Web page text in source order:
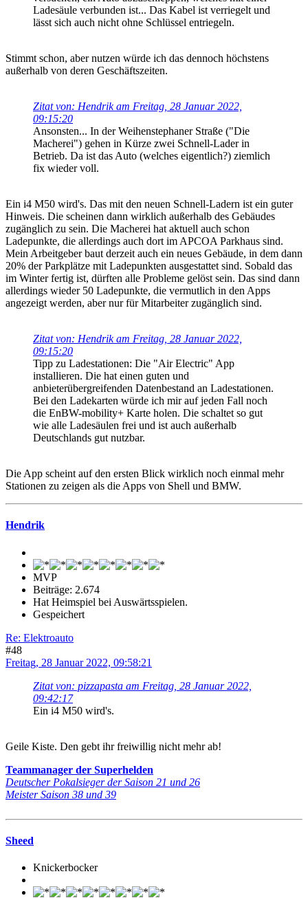
Ladesäule verbunden ist... Das Kabel ist verriegelt und
lässt sich auch nicht ohne Schlüssel entriegeln.
Stimmt schon, aber nutzen würde ich das dennoch höchstens
außerhalb von deren Geschäftszeiten.
Zitat von: Hendrik am Freitag, 28 Januar 2022,
09:15:20
Ansonsten... In der Weihenstephaner Straße ("Die
Macherei") gehen in Kürze zwei Schnell-Lader in
Betrieb. Da ist das Auto (welches eigentlich?) ziemlich
fix wieder voll.
Ein i4 M50 wird's. Das mit den neuen Schnell-Ladern ist ein guter
Hinweis. Die scheinen dann wirklich außerhalb des Gebäudes
zugänglich zu sein. Die Macherei hat aktuell auch schon
Ladepunkte, die allerdings auch dort im APCOA Parkhaus sind.
Mein Arbeitgeber baut derzeit auch ein neues Gebäude, in dem dann
20% der Parkplätze mit Ladepunkten ausgestattet sind. Sobald das
im Winter fertig ist, dürften alle Probleme gelöst sein. Das sind dann
allerdings wieder 50 Ladepunkte, die vermutlich in den Apps
angezeigt werden, aber nur für Mitarbeiter zugänglich sind.
Zitat von: Hendrik am Freitag, 28 Januar 2022,
09:15:20
Tipp zu Ladestationen: Die "Air Electric" App
installieren. Die hat einen guten und
anbieterübergreifenden Datenbestand an Ladestationen.
Bei den Ladekarten würde ich mir auf jeden Fall noch
die EnBW-mobility+ Karte holen. Die schaltet so gut
wie alle Ladesäulen frei und ist auch außerhalb
Deutschlands gut nutzbar.
Die App scheint auf den ersten Blick wirklich noch einmal mehr
Stationen zu zeigen als die Apps von Shell und BMW.
Hendrik
MVP
Beiträge: 2.674
Hat Heimspiel bei Auswärtsspielen.
Gespeichert
Re: Elektroauto
#48
Freitag, 28 Januar 2022, 09:58:21
Zitat von: pizzapasta am Freitag, 28 Januar 2022,
09:42:17
Ein i4 M50 wird's.
Geile Kiste. Den gebt ihr freiwillig nicht mehr ab!
Teammanager der Superhelden
Deutscher Pokalsieger der Saison 21 und 26
Meister Saison 38 und 39
Sheed
Knickerbocker